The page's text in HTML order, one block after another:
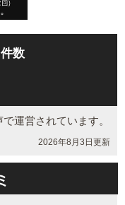
数
運営されています。
2026年8月3日更新